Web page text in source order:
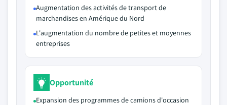
Augmentation des activités de transport de
marchandises en Amérique du Nord
L'augmentation du nombre de petites et moyennes
entreprises
Opportunité
Expansion des programmes de camions d'occasion